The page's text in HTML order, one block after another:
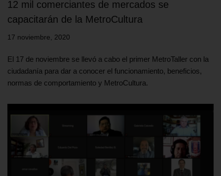
12 mil comerciantes de mercados se
capacitarán de la MetroCultura
17 noviembre, 2020
El 17 de noviembre se llevó a cabo el primer MetroTaller con la
ciudadanía para dar a conocer el funcionamiento, beneficios,
normas de comportamiento y MetroCultura.